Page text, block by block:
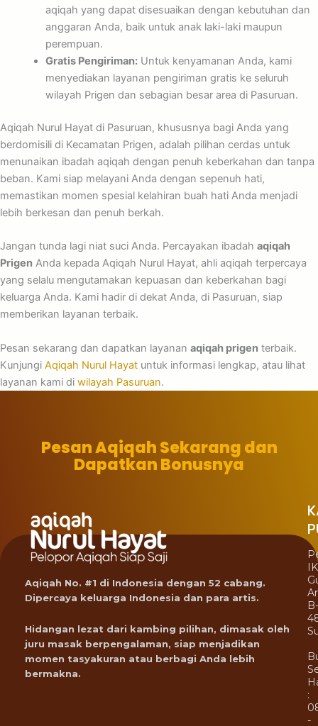
aqiqah yang dapat disesuaikan dengan kebutuhan dan
anggaran Anda, baik untuk anak laki-laki maupun
perempuan.
Gratis Pengiriman:Untuk kenyamanan Anda, kami
menyediakan layanan pengiriman gratis ke seluruh
wilayah Prigen dan sebagian besar area di Pasuruan.
Aqiqah Nurul Hayat di Pasuruan, khususnya bagi Anda yang
berdomisili di Kecamatan Prigen, adalah pilihan cerdas untuk
menunaikan ibadah aqiqah dengan penuh keberkahan dan tanpa
beban. Kami siap melayani Anda dengan sepenuh hati,
memastikan momen spesial kelahiran buah hati Anda menjadi
lebih berkesan dan penuh berkah.
Jangan tunda lagi niat suci Anda. Percayakan ibadah aqiqah
Prigen Anda kepada Aqiqah Nurul Hayat, ahli aqiqah terpercaya
yang selalu mengutamakan kepuasan dan keberkahan bagi
keluarga Anda. Kami hadir di dekat Anda, di Pasuruan, siap
memberikan layanan terbaik.
Pesan sekarang dan dapatkan layanan aqiqah prigen terbaik.
Kunjungi Aqiqah Nurul Hayat untuk informasi lengkap, atau lihat
layanan kami di wilayah Pasuruan.
Pesan Aqiqah Sekarang dan
Dapatkan Bonusnya
Aqiqah No. #1 di Indonesia dengan 52 cabang.
Dipercaya keluarga Indonesia dan para artis.
Hidangan lezat dari kambing pilihan, dimasak oleh
juru masak berpengalaman, siap menjadikan
momen tasyakuran atau berbagi Anda lebih
bermakna.
B-
:
-